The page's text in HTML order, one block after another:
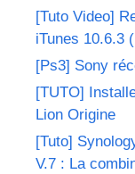
[Tuto Video]
iTunes 10.6.3
[Ps3] Sony
[TUTO]
Lion Origine
[Tuto]
V.7 : La